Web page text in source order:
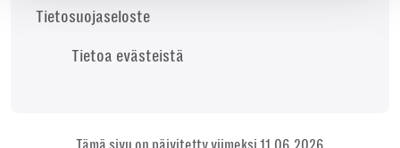
Tietosuojaseloste
Tietoa evästeistä